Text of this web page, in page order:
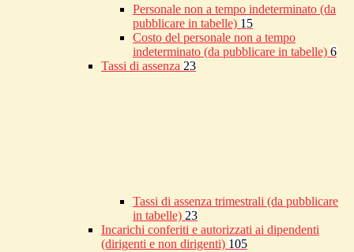
Personale non a tempo indeterminato (da
pubblicare in tabelle) 15
Costo del personale non a tempo
indeterminato (da pubblicare in tabelle) 6
Tassi di assenza 23
Tassi di assenza trimestrali (da pubblicare
in tabelle) 23
Incarichi conferiti e autorizzati ai dipendenti
(dirigenti e non dirigenti) 105